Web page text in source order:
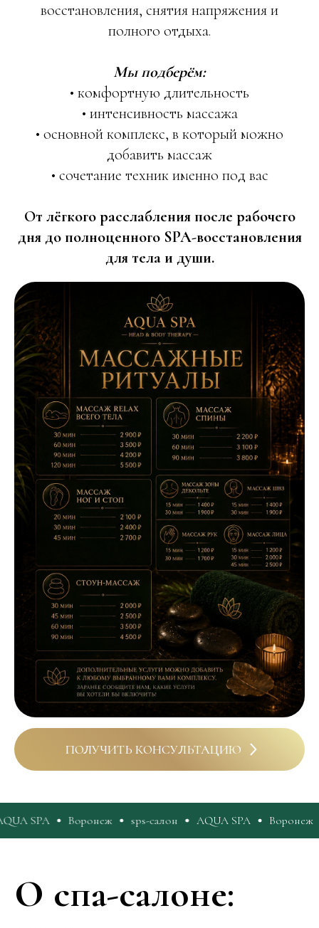
восстановления, снятия напряжения и
полного отдыха.
Мы подберём:
• комфортную длительность
• интенсивность массажа
• основной комплекс, в который можно
добавить массаж
• сочетание техник именно под вас
От лёгкого расслабления после рабочего
дня до полноценного SPA-восстановления
для тела и души.
ПОЛУЧИТЬ КОНСУЛЬТАЦИЮ
Воронеж sps-салон AQUA SPA Воронеж sps-
О спа-салоне: